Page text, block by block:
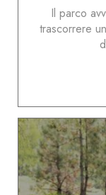
Il parco
trascorrere